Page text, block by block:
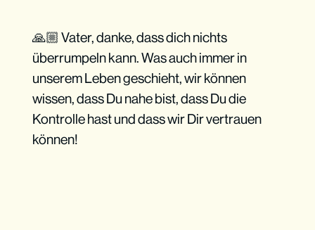
🙏🏼 Vater, danke, dass dich nichts
überrumpeln kann. Was auch immer in
unserem Leben geschieht, wir können
wissen, dass Du nahe bist, dass Du die
Kontrolle hast und dass wir Dir vertrauen
können!